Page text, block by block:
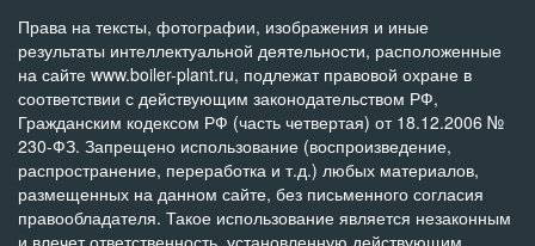
Права на тексты, фотографии, изображения и иные
результаты интеллектуальной деятельности, расположенные
на сайте www.boiler-plant.ru, подлежат правовой охране в
соответствии с действующим законодательством РФ,
Гражданским кодексом РФ (часть четвертая) от 18.12.2006 №
230-ФЗ. Запрещено использование (воспроизведение,
распространение, переработка и т.д.) любых материалов,
размещенных на данном сайте, без письменного согласия
правообладателя. Такое использование является незаконным
и влечет ответственность, установленную действующим